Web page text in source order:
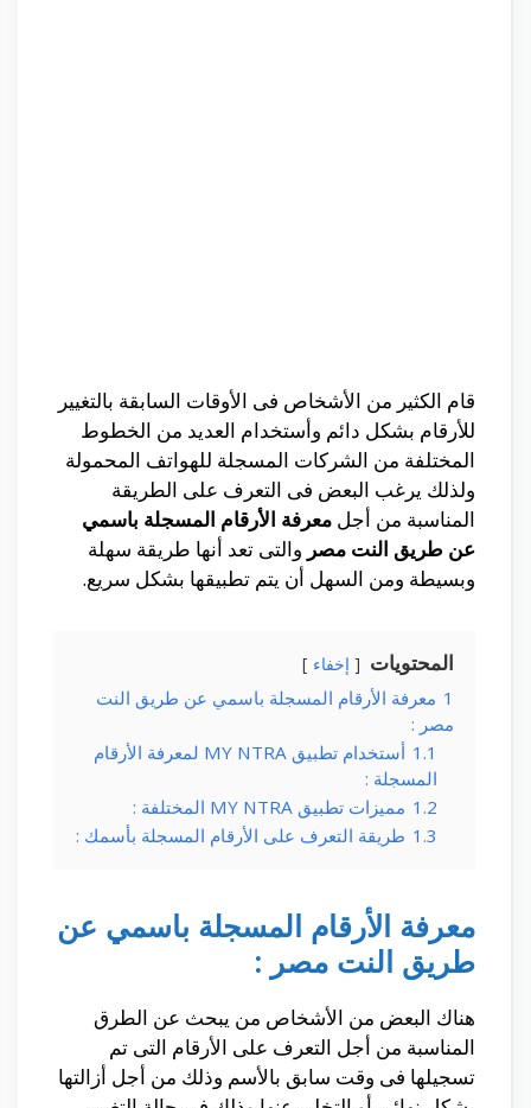
قام الكثير من الأشخاص فى الأوقات السابقة بالتغيير
للأرقام بشكل دائم وأستخدام العديد من الخطوط
المختلفة من الشركات المسجلة للهواتف المحمولة
ولذلك يرغب البعض فى التعرف على الطريقة
المناسبة من أجل معرفة الأرقام المسجلة باسمي
عن طريق النت مصر والتى تعد أنها طريقة سهلة
وبسيطة ومن السهل أن يتم تطبيقها بشكل سريع.
المحتويات إخفاء
1 معرفة الأرقام المسجلة باسمي عن طريق النت
مصر :
1.1
أستخدام تطبيق MY NTRA لمعرفة الأرقام
المسجلة :
1.2 مميزات تطبيق MY NTRA المختلفة :
1.3 طريقة التعرف على الأرقام المسجلة بأسمك :
معرفة الأرقام المسجلة باسمي عن
طريق النت مصر :
هناك البعض من الأشخاص من يبحث عن الطرق
المناسبة من أجل التعرف على الأرقام التى تم
تسجيلها فى وقت سابق بالأسم وذلك من أجل أزالتها